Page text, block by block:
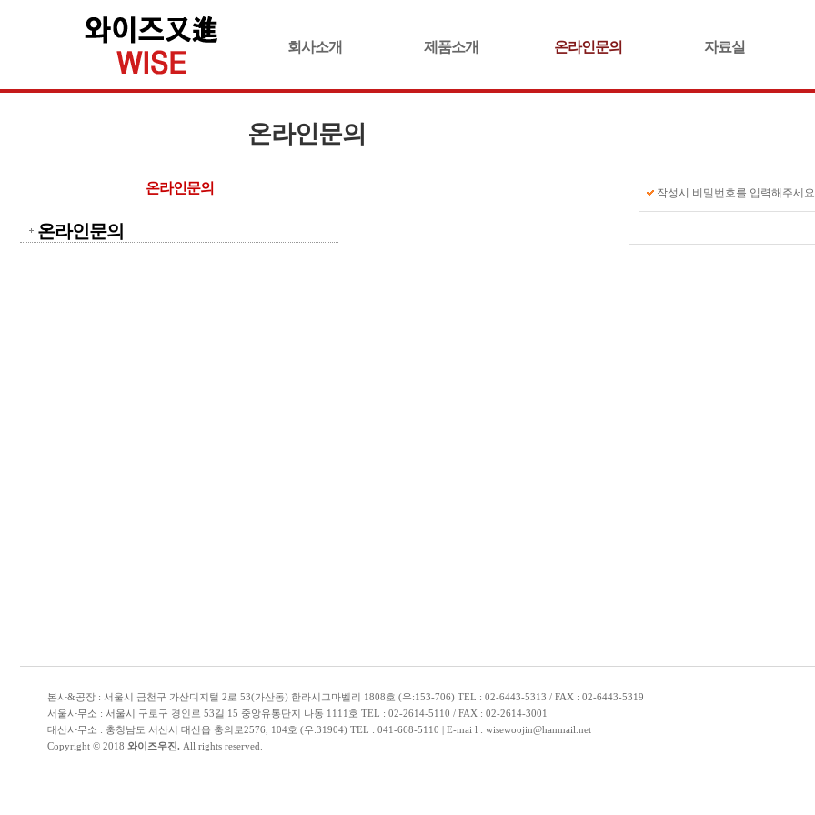
회사소개 제품소개 온라인문의 자료실
온라인문의
온라인문의
온라인문의
작성시 비밀번호를 입력해주세요.
본사&공장 : 서울시 금천구 가산디지털 2로 53(가산동) 한라시그마벨리 1808호 (우:153-706) TEL : 02-6443-5313 / FAX : 02-6443-5319
서울사무소 : 서울시 구로구 경인로 53길 15 중앙유통단지 나동 1111호 TEL : 02-2614-5110 / FAX : 02-2614-3001
대산사무소 : 충청남도 서산시 대산읍 충의로2576, 104호 (우:31904) TEL : 041-668-5110 | E-mai l : wisewoojin@hanmail.net
Copyright © 2018 와이즈우진. All rights reserved.